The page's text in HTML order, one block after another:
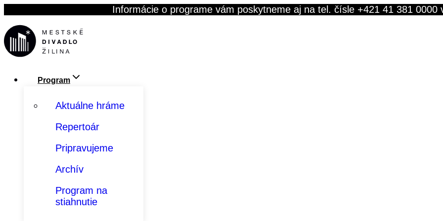
content
Informácie o programe vám poskytneme aj na tel. čísle +421 41 381 0000
Program
Aktuálne hráme
Repertoár
Pripravujeme
Archív
Program na
stiahnutie